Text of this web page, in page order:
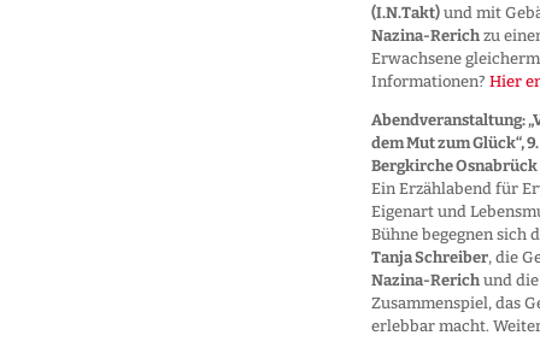
(I.N.Takt) und mit
Nazina-Rerich zu
Erwachsene
Informationen? Hier
Abendveranstaltung:
dem Mut zum Glück“, 9.
Bergkirche Osnabrück
Ein Erzählabend für
Eigenart und
Bühne begegnen sich
Tanja Schreiber, die
Nazina-Rerich und
Zusammenspiel, das
erlebbar macht.